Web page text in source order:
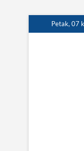
to
Petak, 07